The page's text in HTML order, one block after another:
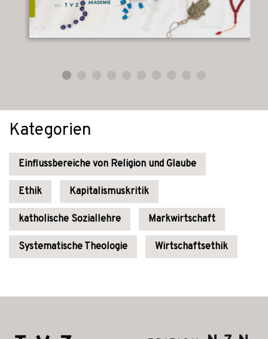
Kategorien
Einflussbereiche von Religion und Glaube
Ethik Kapitalismuskritik
katholische Soziallehre Markwirtschaft
Systematische Theologie Wirtschaftsethik